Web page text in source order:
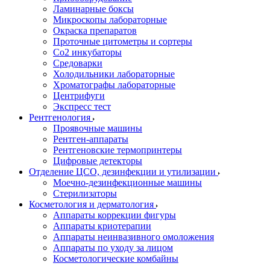
Ламинарные боксы
Микроскопы лабораторные
Окраска препаратов
Проточные цитометры и сортеры
Со2 инкубаторы
Средоварки
Холодильники лабораторные
Хроматографы лабораторные
Центрифуги
Экспресс тест
Рентгенология
Проявочные машины
Рентген-аппараты
Рентгеновские термопринтеры
Цифровые детекторы
Отделение ЦСО, дезинфекции и утилизации
Моечно-дезинфекционные машины
Стерилизаторы
Косметология и дерматология
Аппараты коррекции фигуры
Аппараты криотерапии
Аппараты неинвазивного омоложения
Аппараты по уходу за лицом
Косметологические комбайны